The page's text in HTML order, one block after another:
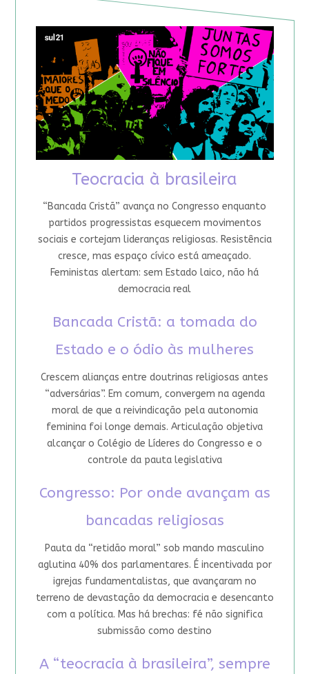
Teocracia à brasileira
“Bancada Cristã” avança no Congresso enquanto
partidos progressistas esquecem movimentos
sociais e cortejam lideranças religiosas. Resistência
cresce, mas espaço cívico está ameaçado.
Feministas alertam: sem Estado laico, não há
democracia real
Bancada Cristã: a tomada do
Estado e o ódio às mulheres
Crescem alianças entre doutrinas religiosas antes
“adversárias”. Em comum, convergem na agenda
moral de que a reivindicação pela autonomia
feminina foi longe demais. Articulação objetiva
alcançar o Colégio de Líderes do Congresso e o
controle da pauta legislativa
Congresso: Por onde avançam as
bancadas religiosas
Pauta da “retidão moral” sob mando masculino
aglutina 40% dos parlamentares. É incentivada por
igrejas fundamentalistas, que avançaram no
terreno de devastação da democracia e desencanto
com a política. Mas há brechas: fé não significa
submissão como destino
A “teocracia à brasileira”, sempre